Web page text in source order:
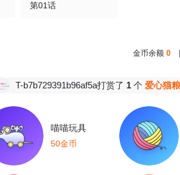
第01话
金币余额 0
打赏了1个爱心猫粮
喵喵玩具
50金币